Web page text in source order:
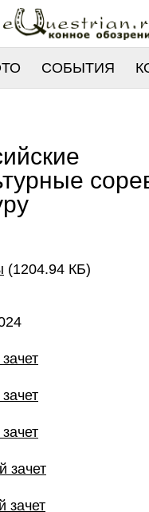
СОБЫТИЯ
(1204.94 КБ)
зачет
зачет